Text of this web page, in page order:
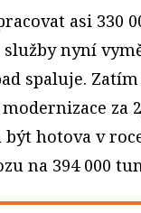
asi 330
služby nyní
spaluje.
za
hotova v
na 394 000